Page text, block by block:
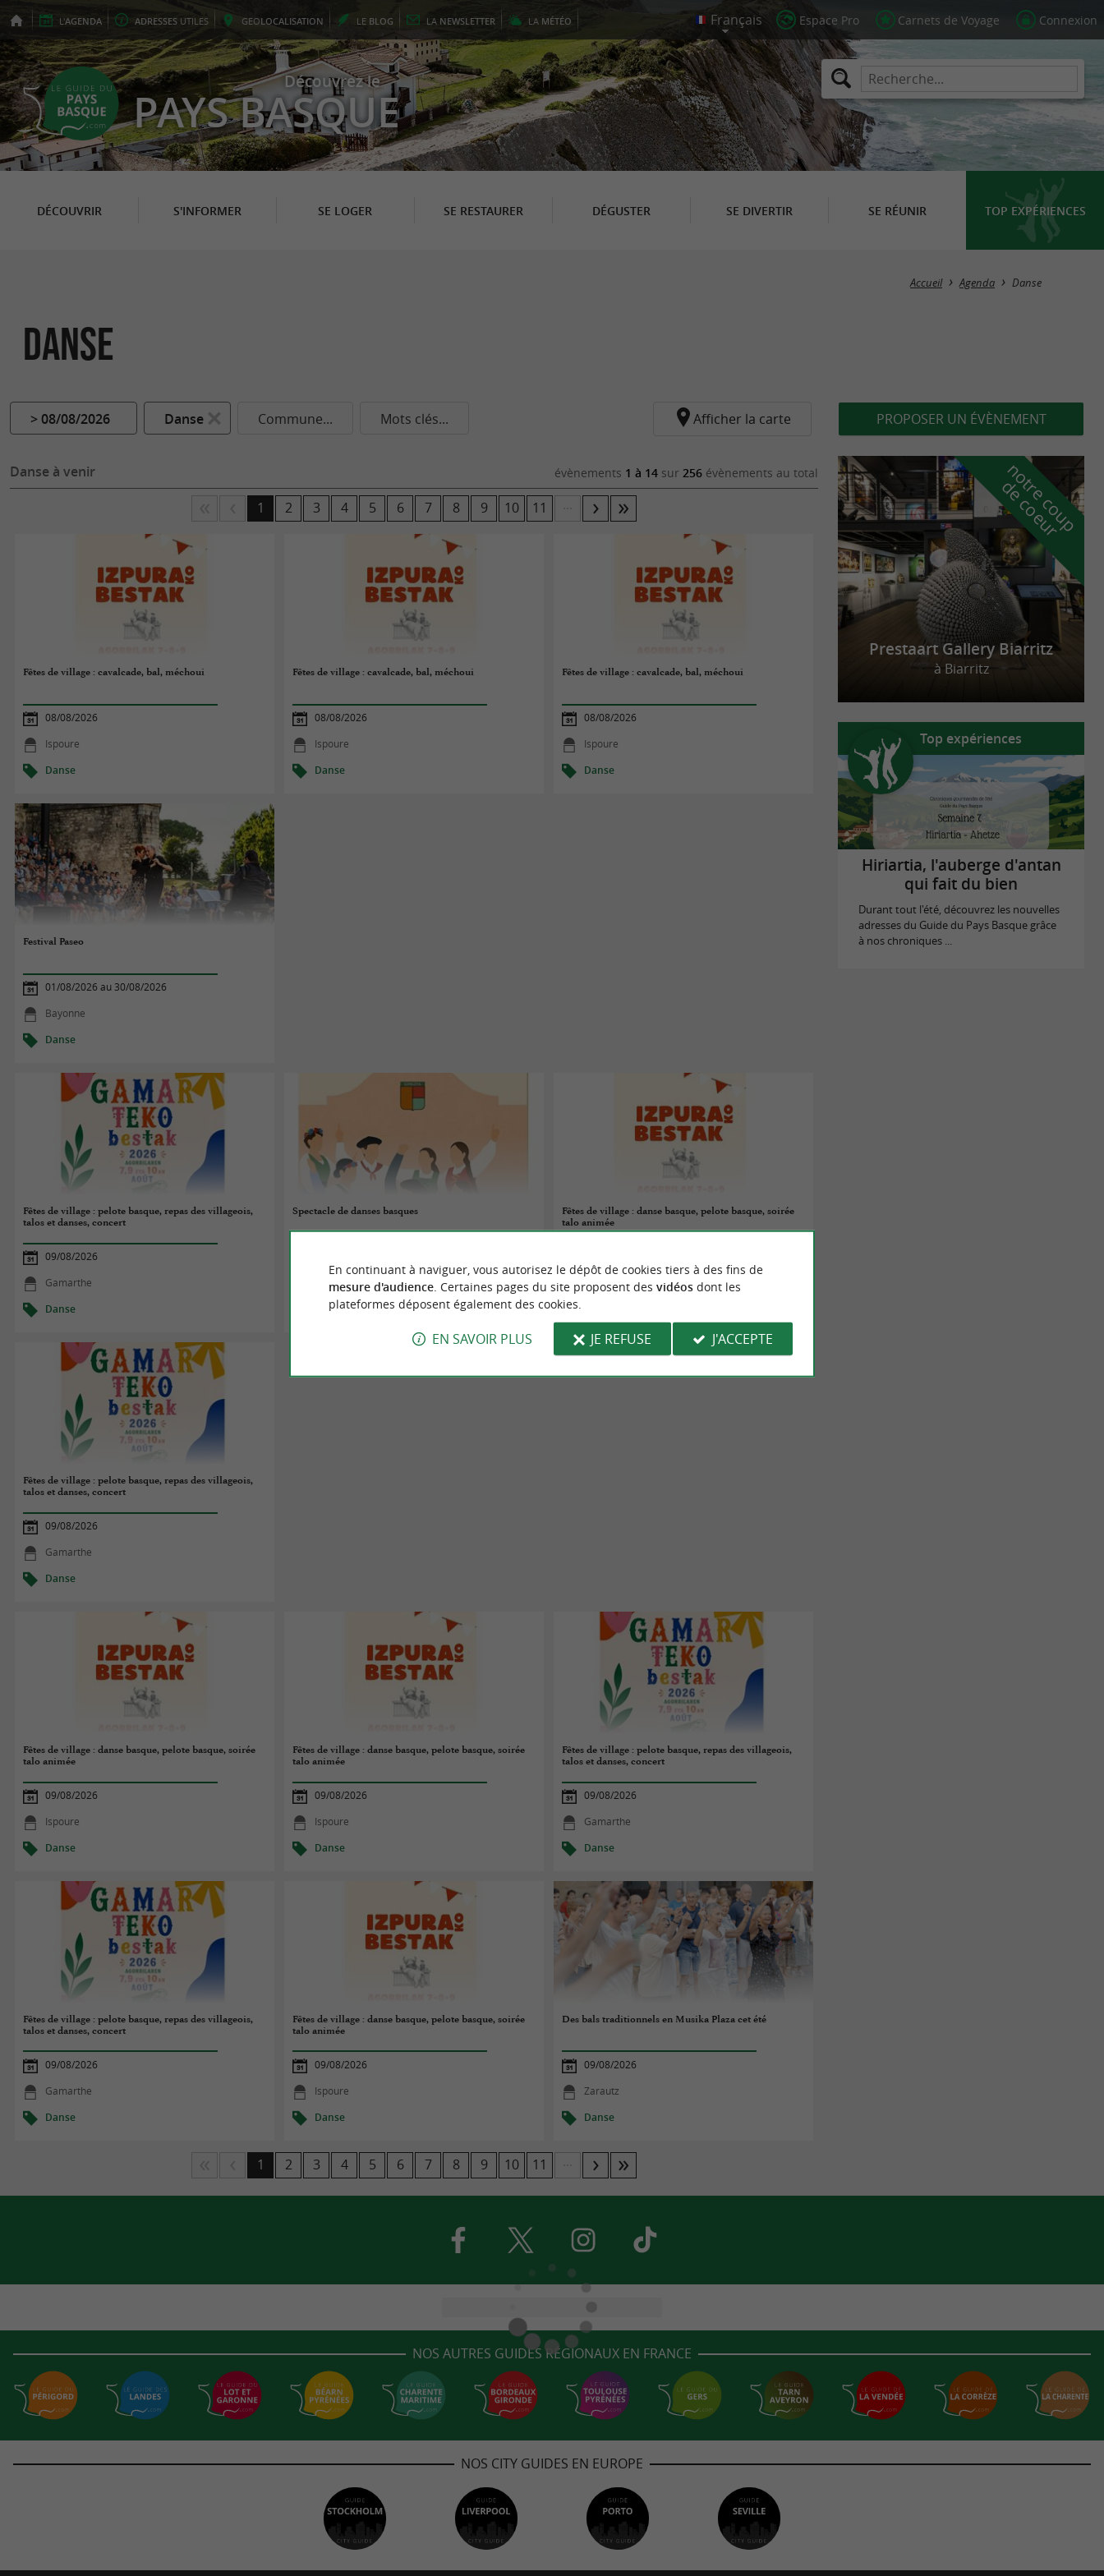
L'AGENDA ADRESSES UTILES GEOLOCALISATION LE BLOG LA NEWSLETTER LA MÉTÉO Espace Pro Carnets de Voyage Connexion
Découvrez le
PAYS BASQUE
DÉCOUVRIR S'INFORMER SE LOGER SE RESTAURER DÉGUSTER SE DIVERTIR SE RÉUNIR TOP EXPÉRIENCES
Masquer la carte
Accueil Agenda Danse
Danse
> 08/08/2026 Danse Commune... Mots clés... Afficher la carte
Danse à venir évènements 1 à 14 sur 256 évènements au total
1 2 3 4 5 6 7 8 9 10 11
Fêtes de village : cavalcade, bal, méchoui
08/08/2026
Ispoure
Danse
Fêtes de village : cavalcade, bal, méchoui
08/08/2026
Ispoure
Danse
Fêtes de village : cavalcade, bal, méchoui
08/08/2026
Ispoure
Danse
Festival Paseo
01/08/2026 au 30/08/2026
Bayonne
Danse
Fêtes de village : pelote basque, repas des villageois,
talos et danses, concert
09/08/2026
Gamarthe
Danse
Spectacle de danses basques
Espelette
Danse
Fêtes de village : danse basque, pelote basque, soirée
talo animée
Ispoure
Fêtes de village : pelote basque, repas des villageois,
talos et danses, concert
09/08/2026
Gamarthe
Danse
Fêtes de village : danse basque, pelote basque, soirée
talo animée
09/08/2026
Ispoure
Danse
Fêtes de village : danse basque, pelote basque, soirée
talo animée
09/08/2026
Ispoure
Danse
Fêtes de village : pelote basque, repas des villageois,
talos et danses, concert
09/08/2026
Gamarthe
Danse
Fêtes de village : pelote basque, repas des villageois,
talos et danses, concert
09/08/2026
Gamarthe
Danse
Fêtes de village : danse basque, pelote basque, soirée
talo animée
09/08/2026
Ispoure
Danse
Des bals traditionnels en Musika Plaza cet été
09/08/2026
Zarautz
Danse
1 2 3 4 5 6 7 8 9 10 11
PROPOSER UN ÉVÈNEMENT
n
o
t
r
e
c
o
u
p
d
e
c
o
e
u
r
Prestaart Gallery Biarritz
à Biarritz
Top expériences
Hiriartia, l'auberge d'antan
qui fait du bien
Durant tout l'été, découvrez les nouvelles
adresses du Guide du Pays Basque grâce
à nos chroniques ...
NOS AUTRES GUIDES RÉGIONAUX EN FRANCE
NOS CITY GUIDES EN EUROPE
En continuant à naviguer, vous autorisez le dépôt de cookies tiers à des fins de
mesure d'audience. Certaines pages du site proposent des vidéosdont les
plateformes déposent également des cookies.
EN SAVOIR PLUS JE REFUSE J'ACCEPTE